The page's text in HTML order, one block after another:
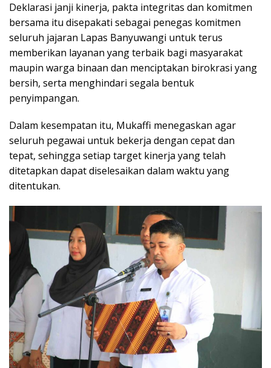
Deklarasi janji kinerja, pakta integritas dan komitmen
bersama itu disepakati sebagai penegas komitmen
seluruh jajaran Lapas Banyuwangi untuk terus
memberikan layanan yang terbaik bagi masyarakat
maupin warga binaan dan menciptakan birokrasi yang
bersih, serta menghindari segala bentuk
penyimpangan.
Dalam kesempatan itu, Mukaffi menegaskan agar
seluruh pegawai untuk bekerja dengan cepat dan
tepat, sehingga setiap target kinerja yang telah
ditetapkan dapat diselesaikan dalam waktu yang
ditentukan.